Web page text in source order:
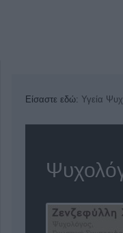
Είσαστε εδώ: Υγεία